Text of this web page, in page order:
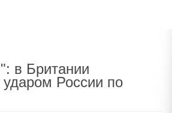
в Британии
России по